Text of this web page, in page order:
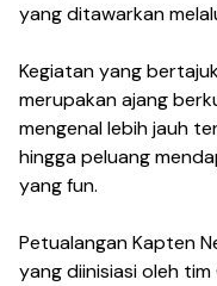
yang ditawarkan
Kegiatan yang
merupakan ajang
mengenal lebih jauh
hingga peluang
yang fun.
Petualangan Kapten
yang diinisiasi oleh tim